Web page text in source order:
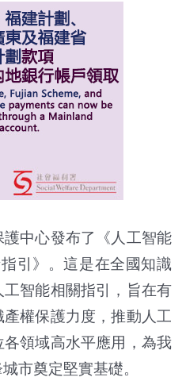
護中心發布了《人工智能
引》。這是在全國知識
智能相關指引，旨在有
權保護力度，推動人工
領域高水平應用，為我
市奠定堅實基礎。